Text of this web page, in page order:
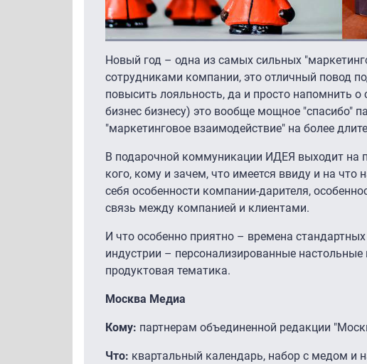
Новый год – одна из самых сильных
сотрудниками компании, это отличный повод
повысить лояльность, да и просто напомнить о
бизнес бизнесу) это вообще мощное "спасибо"
"маркетинговое взаимодействие" на более
В подарочной коммуникации ИДЕЯ выходит на
кого, кому и зачем, что имеется ввиду и на
себя особенности компании-дарителя,
связь между компанией и клиентами.
И что особенно приятно – времена
индустрии – персонализированные
продуктовая тематика.
Москва Медиа
Кому: партнерам объединенной редакции
Что: квартальный календарь, набор с медом и